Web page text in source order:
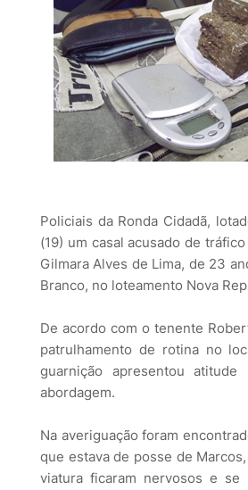
Policiais da Ronda Cidadã,
(19) um casal acusado de
Gilmara Alves de Lima, de 23
Branco, no loteamento Nova
De acordo com o tenente
patrulhamento de rotina no
guarnição apresentou
abordagem.
Na averiguação foram
que estava de posse de
viatura ficaram nervosos e se